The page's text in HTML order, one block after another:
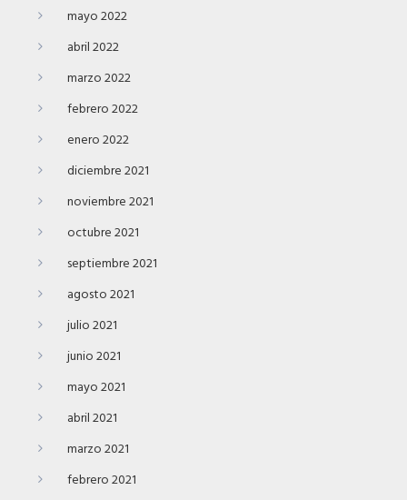
mayo 2022
abril 2022
marzo 2022
febrero 2022
enero 2022
diciembre 2021
noviembre 2021
octubre 2021
septiembre 2021
agosto 2021
julio 2021
junio 2021
mayo 2021
abril 2021
marzo 2021
febrero 2021